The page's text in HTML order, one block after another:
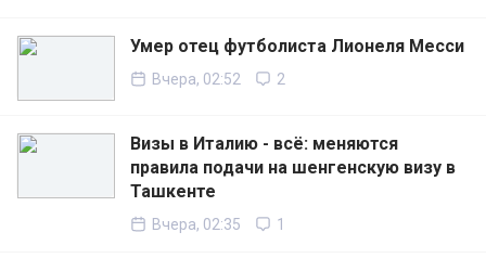
Умер отец футболиста Лионеля Месси
Вчера, 02:52 2
Визы в Италию - всё: меняются
правила подачи на шенгенскую визу в
Ташкенте
Вчера, 02:35 1